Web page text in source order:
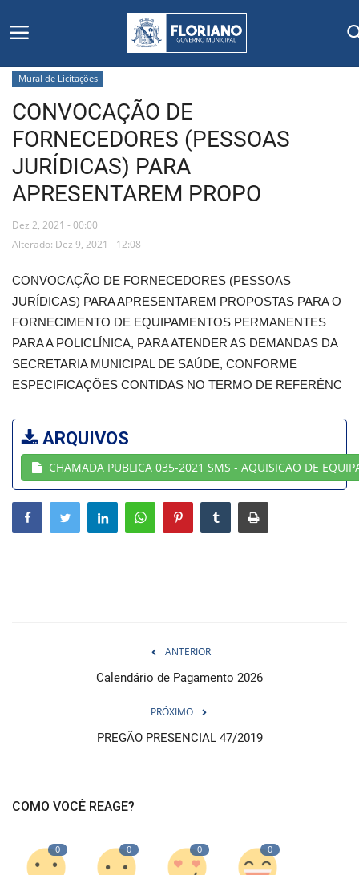
Início
Editais
Floriano
Secretarias e Órgãos
Mural de Licitações
Notícias
Contato
Mural de Licitações
CONVOCAÇÃO DE
FORNECEDORES (PESSOAS
JURÍDICAS) PARA
APRESENTAREM PROPO
Dez 2, 2021 - 00:00
Alterado: Dez 9, 2021 - 12:08
CONVOCAÇÃO DE FORNECEDORES (PESSOAS
JURÍDICAS) PARA APRESENTAREM PROPOSTAS PARA O
FORNECIMENTO DE EQUIPAMENTOS PERMANENTES
PARA A POLICLÍNICA, PARA ATENDER AS DEMANDAS DA
SECRETARIA MUNICIPAL DE SAÚDE, CONFORME
ESPECIFICAÇÕES CONTIDAS NO TERMO DE REFERÊNC
ARQUIVOS
CHAMADA PUBLICA 035-2021 SMS - AQUISICAO DE
ANTERIOR
Calendário de Pagamento 2026
PRÓXIMO
PREGÃO PRESENCIAL 47/2019
COMO VOCÊ REAGE?
0 0 0 0